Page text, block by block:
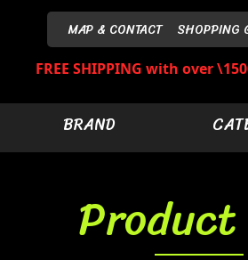
MAP & CONTACT SHOPPING
FREE SHIPPING with over
BRAND